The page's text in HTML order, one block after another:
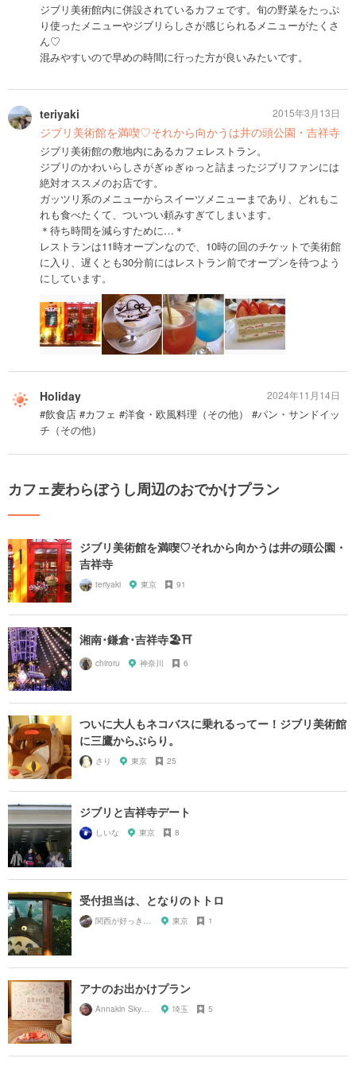
ジブリ美術館内に併設されているカフェです。旬の野菜をたっぷ
り使ったメニューやジブリらしさが感じられるメニューがたくさ
ん♡
混みやすいので早めの時間に行った方が良いみたいです。
teriyaki
ジブリ美術館を満喫♡それから向かうは井の頭公園・吉祥寺
ジブリ美術館の敷地内にあるカフェレストラン。
ジブリのかわいらしさがぎゅぎゅっと詰まったジブリファンには
絶対オススメのお店です。
ガッツリ系のメニューからスイーツメニューまであり、どれもこ
れも食べたくて、ついつい頼みすぎてしまいます。
＊待ち時間を減らすために…＊
レストランは11時オープンなので、10時の回のチケットで美術館
に入り、遅くとも30分前にはレストラン前でオープンを待つよう
にしています。
2015年3月13日
Holiday
#飲食店 #カフェ #洋食・欧風料理（その他） #パン・サンドイッ
チ（その他）
2024年11月14日
カフェ麦わらぼうし周辺のおでかけプラン
ジブリ美術館を満喫♡それから向かうは井の頭公園・
吉祥寺
teriyaki 東京 91
湘南･鎌倉･吉祥寺🏖⛩
chiroru 神奈川 6
ついに大人もネコバスに乗れるってー！ジブリ美術館
に三鷹からぶらり。
さり 東京 25
ジブリと吉祥寺デート
しいな 東京 8
受付担当は、となりのトトロ
関西が好っきゃねん 東京 1
アナのお出かけプラン
Annakin Skywalker 埼玉 5